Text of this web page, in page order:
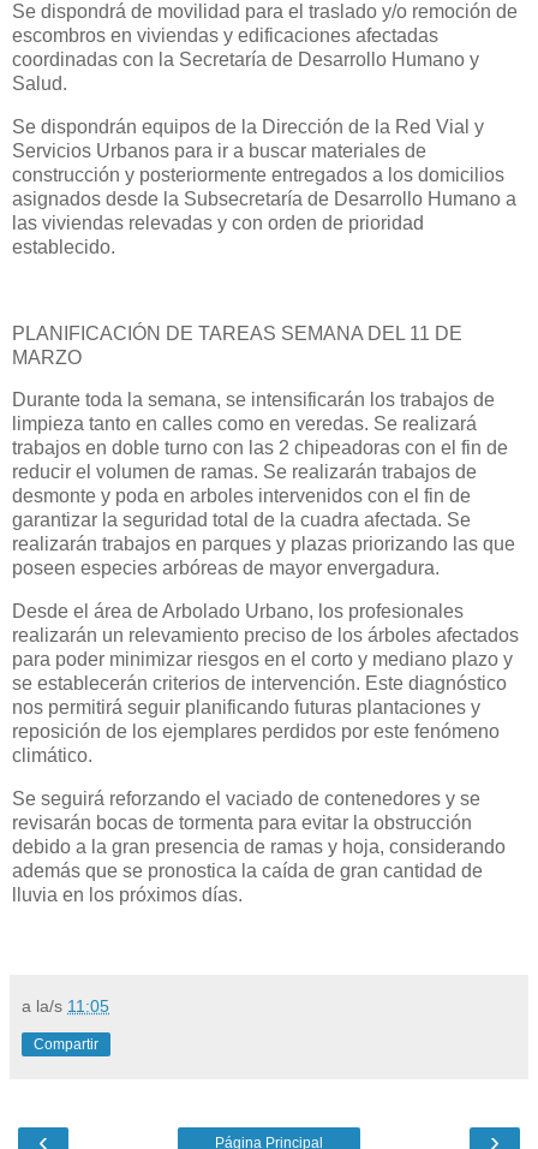
Se dispondrá de movilidad para el traslado y/o remoción de
escombros en viviendas y edificaciones afectadas
coordinadas con la Secretaría de Desarrollo Humano y
Salud.
Se dispondrán equipos de la Dirección de la Red Vial y
Servicios Urbanos para ir a buscar materiales de
construcción y posteriormente entregados a los domicilios
asignados desde la Subsecretaría de Desarrollo Humano a
las viviendas relevadas y con orden de prioridad
establecido.
PLANIFICACIÓN DE TAREAS SEMANA DEL 11 DE
MARZO
Durante toda la semana, se intensificarán los trabajos de
limpieza tanto en calles como en veredas. Se realizará
trabajos en doble turno con las 2 chipeadoras con el fin de
reducir el volumen de ramas. Se realizarán trabajos de
desmonte y poda en arboles intervenidos con el fin de
garantizar la seguridad total de la cuadra afectada. Se
realizarán trabajos en parques y plazas priorizando las que
poseen especies arbóreas de mayor envergadura.
Desde el área de Arbolado Urbano, los profesionales
realizarán un relevamiento preciso de los árboles afectados
para poder minimizar riesgos en el corto y mediano plazo y
se establecerán criterios de intervención. Este diagnóstico
nos permitirá seguir planificando futuras plantaciones y
reposición de los ejemplares perdidos por este fenómeno
climático.
Se seguirá reforzando el vaciado de contenedores y se
revisarán bocas de tormenta para evitar la obstrucción
debido a la gran presencia de ramas y hoja, considerando
además que se pronostica la caída de gran cantidad de
lluvia en los próximos días.
a la/s 11:05
Compartir
‹ ›
Página Principal